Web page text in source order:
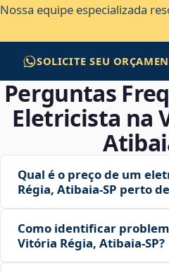
Nossa equipe especializada
SOLICITE SEU
Perguntas
Eletricista na
Qual é o preço de um
Régia, Atibaia‑SP perto
Como identificar
Vitória Régia, Atibaia‑SP?